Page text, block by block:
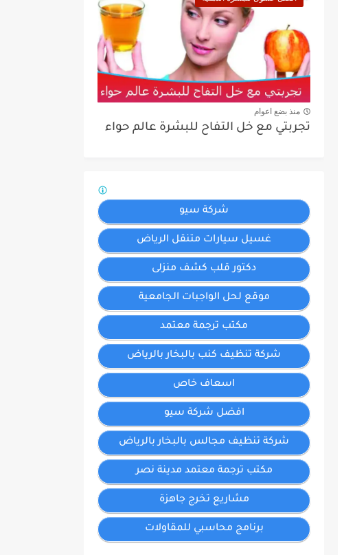
منذ بضع اعوام
تجربتي مع خل التفاح للبشرة عالم حواء
شركة سيو
غسيل سيارات متنقل الرياض
دكتور قلب كشف منزلى
موقع لحل الواجبات الجامعية
مكتب ترجمة معتمد
شركة تنظيف كنب بالبخار بالرياض
اسعاف خاص
افضل شركة سيو
شركة تنظيف مجالس بالبخار بالرياض
مكتب ترجمة معتمد مدينة نصر
مشاريع تخرج جاهزة
برنامج محاسبي للمقاولات